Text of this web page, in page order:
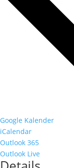
Google Kalender
iCalendar
Outlook 365
Outlook Live